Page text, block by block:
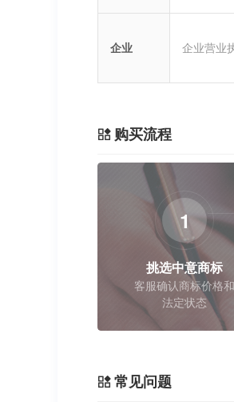
企业
企业营业
购买流程
1
挑选中意商标
客服确认商标价格和
法定状态
常见问题